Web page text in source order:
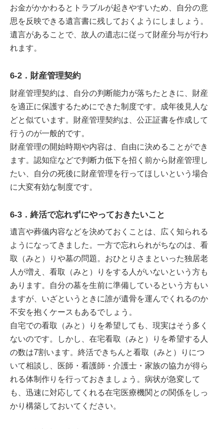
お金がかかわるとトラブルが起きやすいため、自分の意
思を反映できる遺言書に残しておくようにしましょう。
遺言があることで、故人の遺志に従って財産分与が行わ
れます。
6-2．財産管理契約
財産管理契約は、自分の判断能力が落ちたときに、財産
を適正に保護するためにできた制度です。成年後見人な
どと似ています。財産管理契約は、公正証書を作成して
行うのが一般的です。
財産管理の開始時期や内容は、自由に決めることができ
ます。認知症などで判断力低下を招く前から財産管理し
たい、自分の死後に財産管理を行ってほしいという場合
に大変有効な制度です。
6-3．終活で忘れずにやっておきたいこと
遺言や葬儀内容などを決めておくことは、広く知られる
ようになってきました。一方で忘れられがちなのは、看
取（みと）りや墓の問題。おひとりさまといった独居老
人が増え、看取（みと）りをする人がいないという方も
あります。自分の墓を生前に準備しているという方もい
ますが、いざというときに誰が遺骨を運んでくれるのか
不安を抱くケースもあるでしょう。
自宅での看取（みと）りを希望しても、現実はそう多く
ないのです。しかし、在宅看取（みと）りを希望する人
の数は7割います。終活できちんと看取（みと）りにつ
いて相談し、医師・看護師・介護士・家族の協力が得ら
れる体制作りを行っておきましょう。病状が急変して
も、迅速に対応してくれる在宅医療機関との関係をしっ
かり構築しておいてください。